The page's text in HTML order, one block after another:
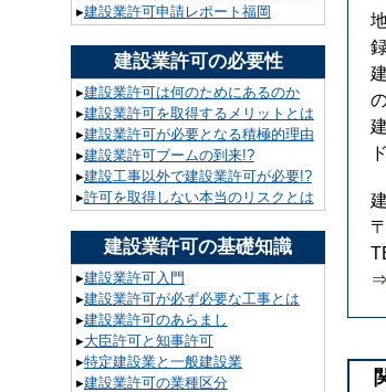
地
録
建
の
建
ド
建
〒
⇒
▸建設業許可申請レポート福岡
建設業許可の必要性
▸建設業許可は何のためにあるのか
▸建設業許可を取得するメリットとは
▸建設業許可が必要となる積極的理由
▸建設業許可ブームの到来!?
▸建設工事以外で建設業許可が必要!?
▸許可を取得しない本当のリスクとは
建設業許可の基礎知識
▸建設業許可入門
▸建設業許可が必ず必要な工事とは
▸建設業許可のあらまし
▸大臣許可と知事許可
▸特定建設業と一般建設業
▸建設業許可の業種区分